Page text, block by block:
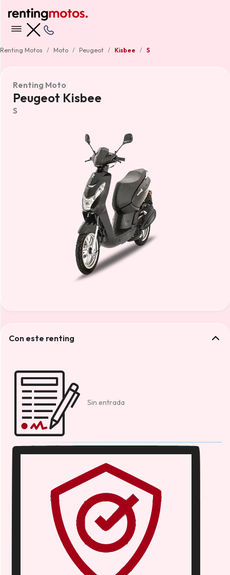
Renting Motos Moto Peugeot Kisbee S
Renting Moto
Peugeot Kisbee
S
Con este renting
Sin entrada